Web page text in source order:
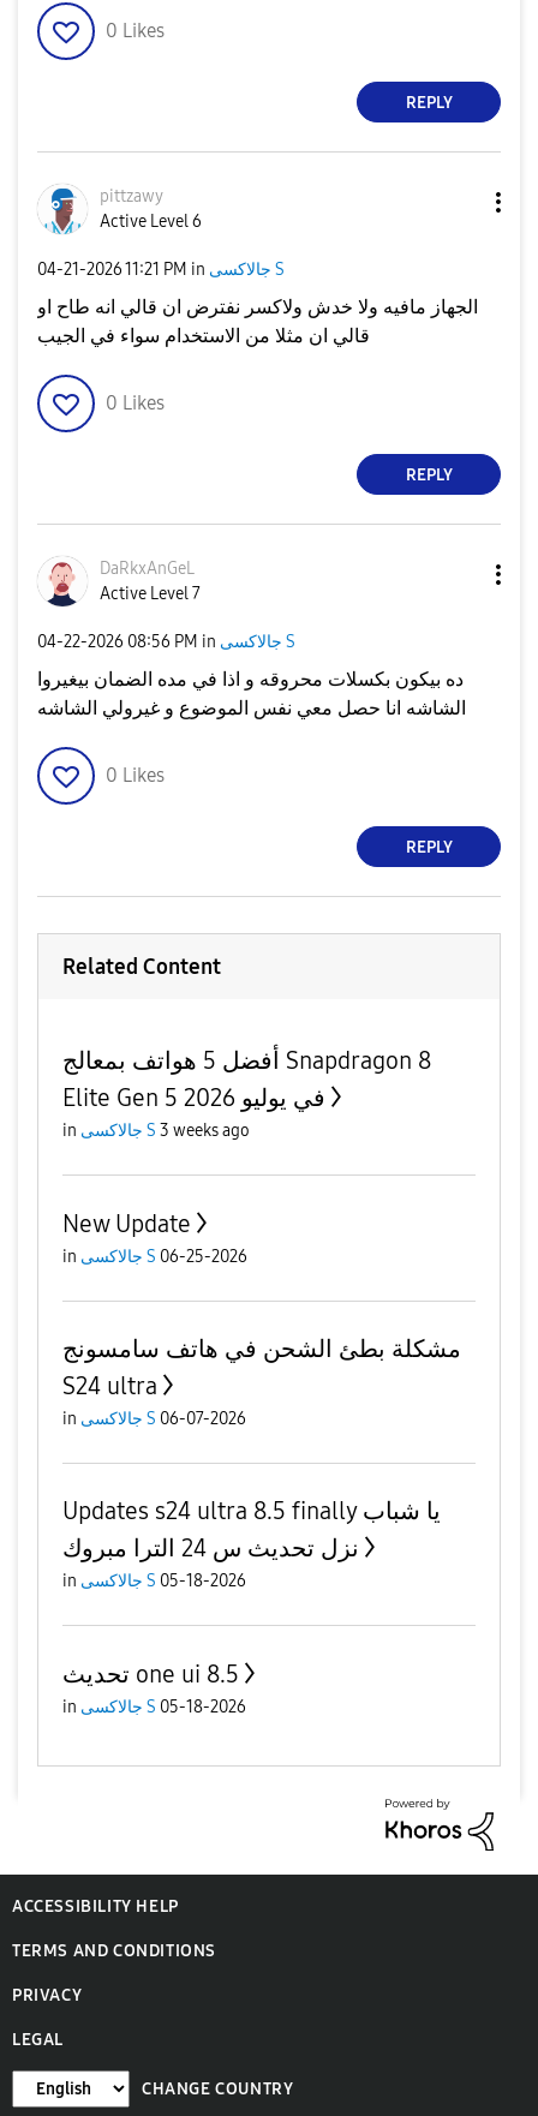
0 Likes
REPLY
pittzawy
Active Level 6
‎04-21-202611:21 PM in جالاكسى S
الجهاز مافيه ولا خدش ولاكسر نفترض ان قالي انه طاح او
قالي ان مثلا من الاستخدام سواء في الجيب
0 Likes
REPLY
DaRkxAnGeL
Active Level 7
‎04-22-2026 08:56 PM in جالاكسى S
ده بيكون بكسلات محروقه و اذا في مده الضمان بيغيروا
الشاشه انا حصل معي نفس الموضوع و غيرولي الشاشه
0 Likes
REPLY
Related Content
أفضل 5 هواتف بمعالج Snapdragon 8
Elite Gen 5 في يوليو 2026
in جالاكسى S 3 weeks ago
New Update
in جالاكسى S 06-25-2026
مشكلة بطئ الشحن في هاتف سامسونج
S24 ultra
in جالاكسى S 06-07-2026
Updates s24 ultra 8.5 finally يا شباب
نزل تحديث س 24 الترا مبروك
in جالاكسى S 05-18-2026
تحديث one ui 8.5
in جالاكسى S 05-18-2026
ACCESSIBILITY HELP
TERMS AND CONDITIONS
PRIVACY
LEGAL
CHANGE COUNTRY